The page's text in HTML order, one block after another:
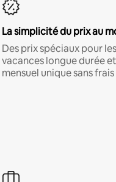
La simplicité du prix au
Des prix spéciaux pour
vacances longue durée
mensuel unique sans